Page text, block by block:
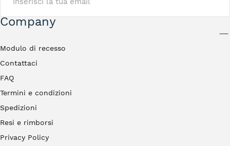
Company
Modulo di recesso
Contattaci
FAQ
Termini e condizioni
Spedizioni
Resi e rimborsi
Privacy Policy